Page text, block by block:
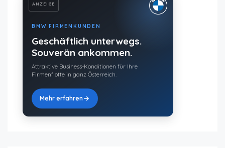
ANZEIGE
BMW FIRMENKUNDEN
Geschäftlich unterwegs.
Souverän ankommen.
Attraktive Business-Konditionen für Ihre
Firmenflotte in ganz Österreich.
Mehr erfahren